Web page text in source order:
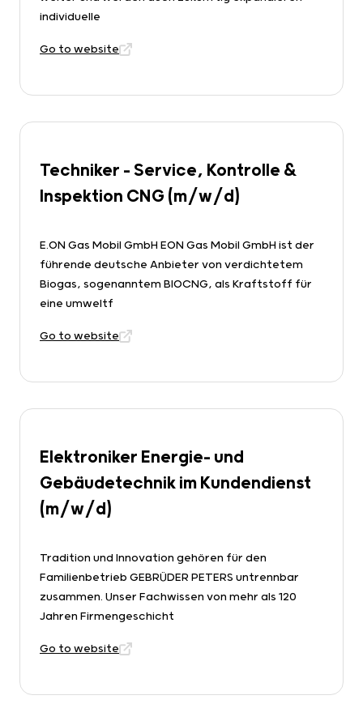
individuelle
Go to website
Techniker - Service, Kontrolle &
Inspektion CNG (m/w/d)
E.ON Gas Mobil GmbH EON Gas Mobil GmbH ist der
führende deutsche Anbieter von verdichtetem
Biogas, sogenanntem BIOCNG, als Kraftstoff für
eine umweltf
Go to website
Elektroniker Energie- und
Gebäudetechnik im Kundendienst
(m/w/d)
Tradition und Innovation gehören für den
Familienbetrieb GEBRÜDER PETERS untrennbar
zusammen. Unser Fachwissen von mehr als 120
Jahren Firmengeschicht
Go to website